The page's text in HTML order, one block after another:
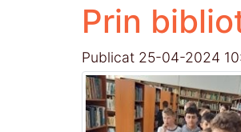
Prin
Publicat 25-04-2024